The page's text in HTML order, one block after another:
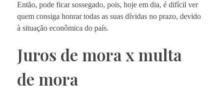
Então, pode ficar sossegado, pois, hoje em dia, é difícil ver
quem consiga honrar todas as suas dívidas no prazo, devido
à situação econômica do país.
Juros de mora x multa
de mora